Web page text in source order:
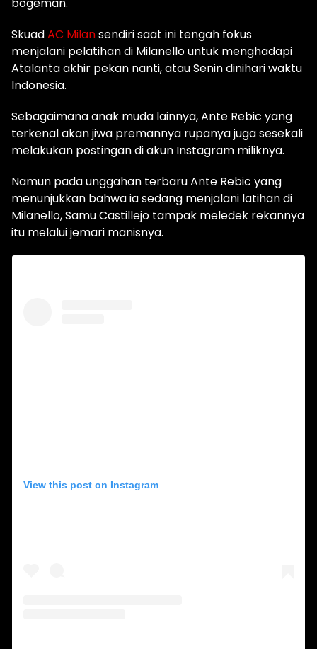
SkuadAC Milansendiri saat ini tengah fokus
menjalani pelatihan di Milanello untuk menghadapi
Atalanta akhir pekan nanti, atau Senin dinihari waktu
Indonesia.
Sebagaimana anak muda lainnya, Ante Rebic yang
terkenal akan jiwa premannya rupanya juga sesekali
melakukan postingan di akun Instagram miliknya.
Namun pada unggahan terbaru Ante Rebic yang
menunjukkan bahwa ia sedang menjalani latihan di
Milanello, Samu Castillejo tampak meledek rekannya
itu melalui jemari manisnya.
View this post on Instagram